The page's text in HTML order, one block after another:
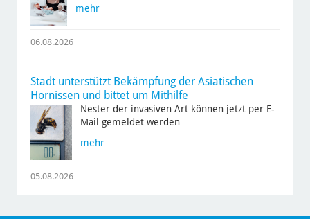
mehr
06.08.2026
Stadt unterstützt Bekämpfung der Asiatischen
Hornissen und bittet um Mithilfe
Nester der invasiven Art können jetzt per E-
Mail gemeldet werden
mehr
05.08.2026